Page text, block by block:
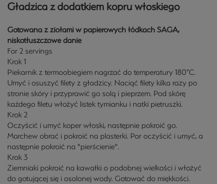
Gładzica z dodatkiem kopru włoskiego
Gotowana z ziołami w papierowych łódkach SAGA,
niskotłuszczowe danie
For 2 servings
Krok 1
Piekarnik z termoobiegiem nagrzać do temperatury 180°C.
Umyć i osuszyć filety z gładzicy. Naciąć filety kilka razy po
stronie skóry i przyprawić go solą i pieprzem. Pod skórę
każdego filetu włożyć listek tymianku i natki pietruszki.
Krok 2
Oczyścić i umyć koper włoski, następnie pokroić go.
Marchew obrać i pokroić na plasterki. Por oczyścić i umyć, a
następnie pokroić na "pierścienie".
Krok 3
Ziemniaki pokroić na kawałki o podobnej wielkości i włożyć
do gotującej się i osolonej wody. Gotować do miękkości.